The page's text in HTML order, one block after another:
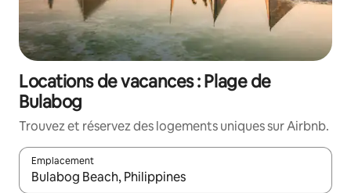
Locations de vacances : Plage de
Bulabog
Trouvez et réservez des logements uniques sur Airbnb.
Emplacement
Quand les résultats sont affichés, parcourez-les en utilisant